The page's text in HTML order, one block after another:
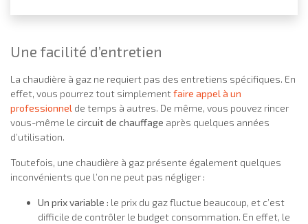
Une facilité d’entretien
La chaudière à gaz ne requiert pas des entretiens spécifiques. En
effet, vous pourrez tout simplementfaire appel à un
professionnel de temps à autres. De même, vous pouvez rincer
vous-même le circuit de chauffage après quelques années
d’utilisation.
Toutefois, une chaudière à gaz présente également quelques
inconvénients que l’on ne peut pas négliger :
Un prix variable : le prix du gaz fluctue beaucoup, et c’est
difficile de contrôler le budget consommation. En effet, le